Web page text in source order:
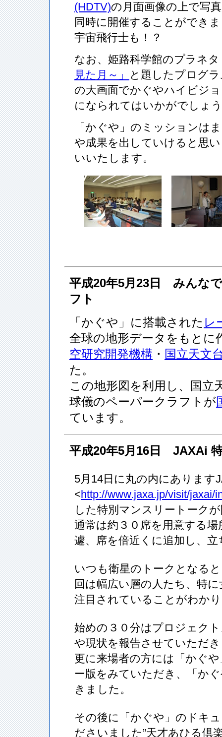
(HDTV)の月面画像の上で写
同時に開催することができ
宇宙飛行士も！？
なお、姫路科学館のプラネ
見た月～」
と題したプログ
の大画面でかぐやハイビジ
になられてはいかがでしょ
「かぐや」のミッションは
や成果を出していけると思
いいたします。
平成20年5月23日 みんな
フト
「かぐや」に搭載された レ
全球の地形データをもとに
空研究開発機構 ・ 国立天文
た。
この地形図を利用し、国立
球儀のペーパークラフトが
ています。
平成20年5月16日 JAXAi
5月14日に丸の内にあります
<http://www.jaxa.jp/visit/jaxai/
した特別マンスリートーク
通常は約３０席を用意する
遽、席を倍近くに追加し、
いつも衛星のトークとなる
回は幅広い層の人たち、特
注目されていることがわか
始めの３０分はプロジェク
や現状を報告させていただ
更に来場者の方には「かぐ
ー版をみていただき、「か
きました。
その後に「かぐや」のドキ
ださいました”天才あひる倶